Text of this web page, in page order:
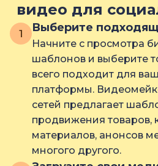
видео для
1 Выберите
Начните с просмотра
шаблонов и выберите
всего подходит для
платформы.
сетей предлагает
продвижения товаров,
материалов, анонсов
многого другого.